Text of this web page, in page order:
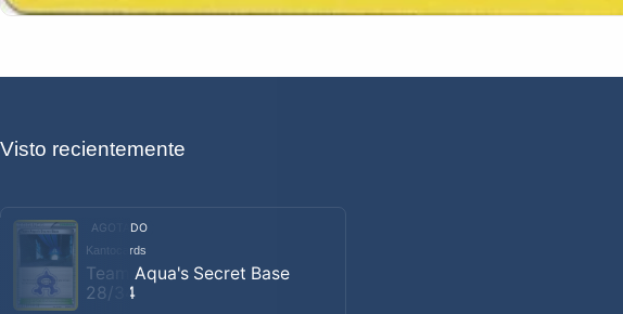
Visto recientemente
AGOTADO
Proveedor:
Kantocards
Team Aqua's Secret Base
28/34